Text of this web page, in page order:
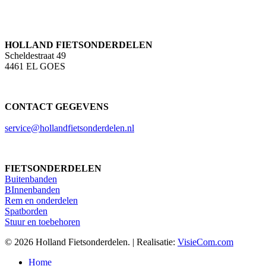
HOLLAND FIETSONDERDELEN
Scheldestraat 49
4461 EL GOES
CONTACT GEGEVENS
service@hollandfietsonderdelen.nl
FIETSONDERDELEN
Buitenbanden
BInnenbanden
Rem en onderdelen
Spatborden
Stuur en toebehoren
© 2026 Holland Fietsonderdelen. | Realisatie: VisieCom.com
Close
Home